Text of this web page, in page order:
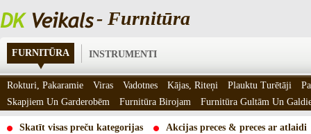
- Furnitūra
FURNITŪRA INSTRUMENTI
Skatīt visas preču kategorijas Akcijas preces & preces ar atlaidi
Rokturi, Pakaramie Viras Vadotnes Kājas, Riteņi Plauktu Turētāji
Skapjiem Un Garderobēm
Furnitūra Birojam Furnitūra Gultām Un